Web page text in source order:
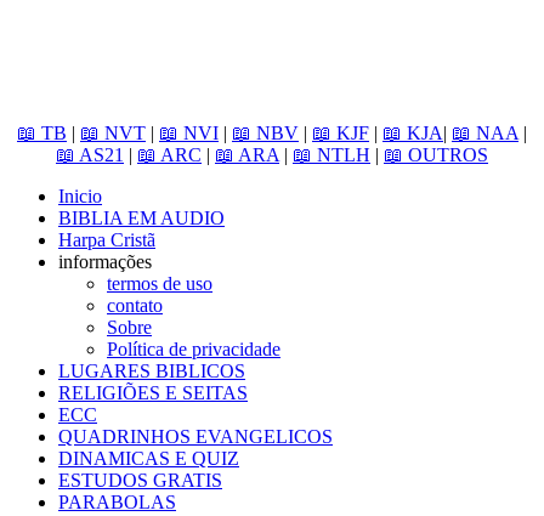
📖 TB | 📖 NVT | 📖 NVI | 📖 NBV | 📖 KJF | 📖 KJA| 📖 NAA |
📖 AS21 | 📖 ARC | 📖 ARA | 📖 NTLH | 📖 OUTROS
Inicio
BIBLIA EM AUDIO
Harpa Cristã
informações
termos de uso
contato
Sobre
Política de privacidade
LUGARES BIBLICOS
RELIGIÕES E SEITAS
ECC
QUADRINHOS EVANGELICOS
DINAMICAS E QUIZ
ESTUDOS GRATIS
PARABOLAS